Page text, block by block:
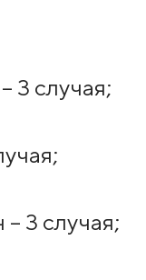
3 случая;
3 случая;